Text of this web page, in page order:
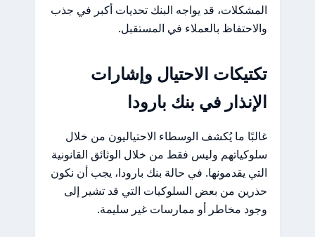
المشكلات، قد يواجه البنك تحديات أكبر في جذب
والاحتفاظ بالعملاء في المستقبل.
تكتيكات الاحتيال وإشارات
الإنذار في بنك بارودا
غالبًا ما يُكشف الوسطاء الاحتياليون من خلال
سلوكياتهم وليس فقط من خلال الوثائق القانونية
التي يقدمونها. في حالة بنك بارودا، يجب أن نكون
حذرين من بعض السلوكيات التي قد تشير إلى
وجود مخاطر أو ممارسات غير سليمة.